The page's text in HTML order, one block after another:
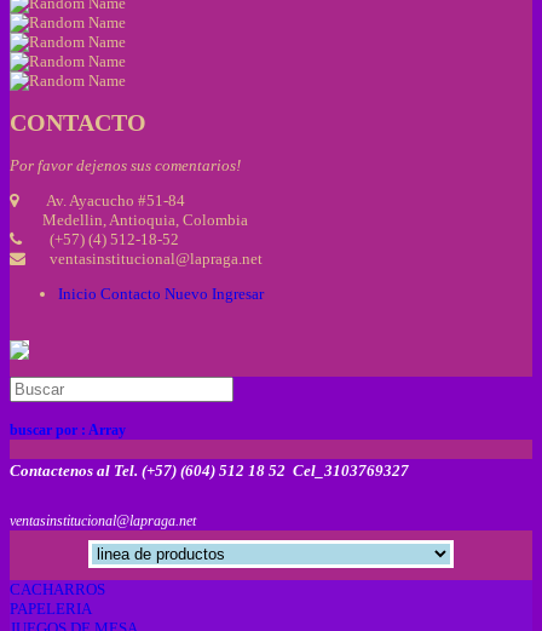
CONTACTO
Por favor dejenos sus comentarios!
Av. Ayacucho #51-84
Medellin, Antioquia, Colombia
(+57) (4) 512-18-52
ventasinstitucional@lapraga.net
Inicio Contacto Nuevo Ingresar
buscar por : Array
Contactenos al Tel. (+57) (604) 512 18 52 Cel_3103769327
ventasinstitucional@lapraga.net
CACHARROS
PAPELERIA